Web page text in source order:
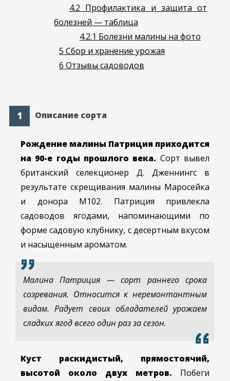
4.2 Профилактика и защита от
болезней — таблица
4.2.1 Болезни малины на фото
5 Сбор и хранение урожая
6 Отзывы садоводов
Описание сорта
Рождение малины Патриция приходится
на 90-е годы прошлого века. Сорт вывел
британский селекционер Д. Дженнингс в
результате скрещивания малины Маросейка
и донора М102. Патриция привлекла
садоводов ягодами, напоминающими по
форме садовую клубнику, с десертным вкусом
и насыщенным ароматом.
Малина Патриция — сорт раннего срока
созревания. Относится к неремонтантным
видам. Радует своих обладателей урожаем
сладких ягод всего один раз за сезон.
Куст раскидистый, прямостоячий,
высотой около двух метров. Побеги